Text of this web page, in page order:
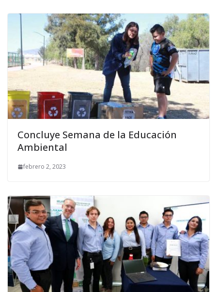
Concluye Semana de la Educación
Ambiental
febrero 2, 2023